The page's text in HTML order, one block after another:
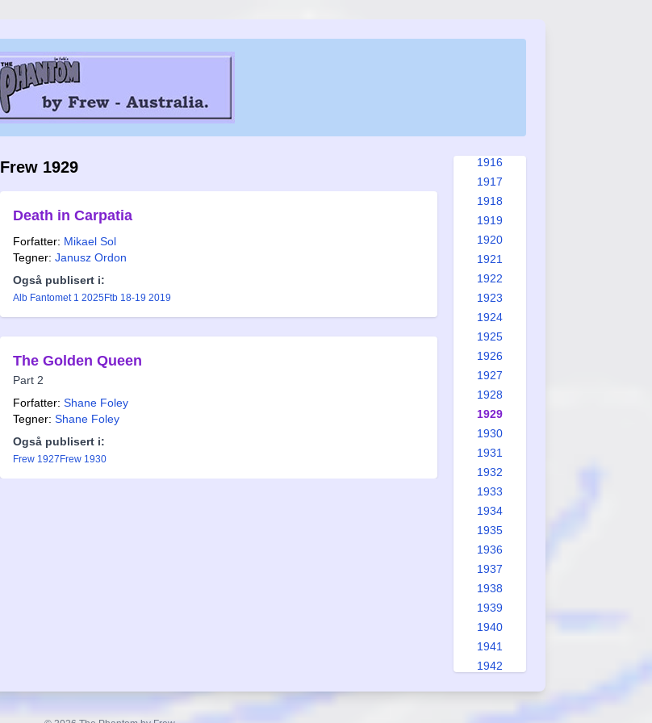
Frew 1929
Death in Carpatia
Forfatter: Mikael Sol
Tegner: Janusz Ordon
Også publisert i:
Alb Fantomet 1 2025Ftb 18-19 2019
The Golden Queen
Part 2
Forfatter: Shane Foley
Tegner: Shane Foley
Også publisert i:
Frew 1927 Frew 1930
1916
1917
1918
1919
1920
1921
1922
1923
1924
1925
1926
1927
1928
1929
1930
1931
1932
1933
1934
1935
1936
1937
1938
1939
1940
1941
1942